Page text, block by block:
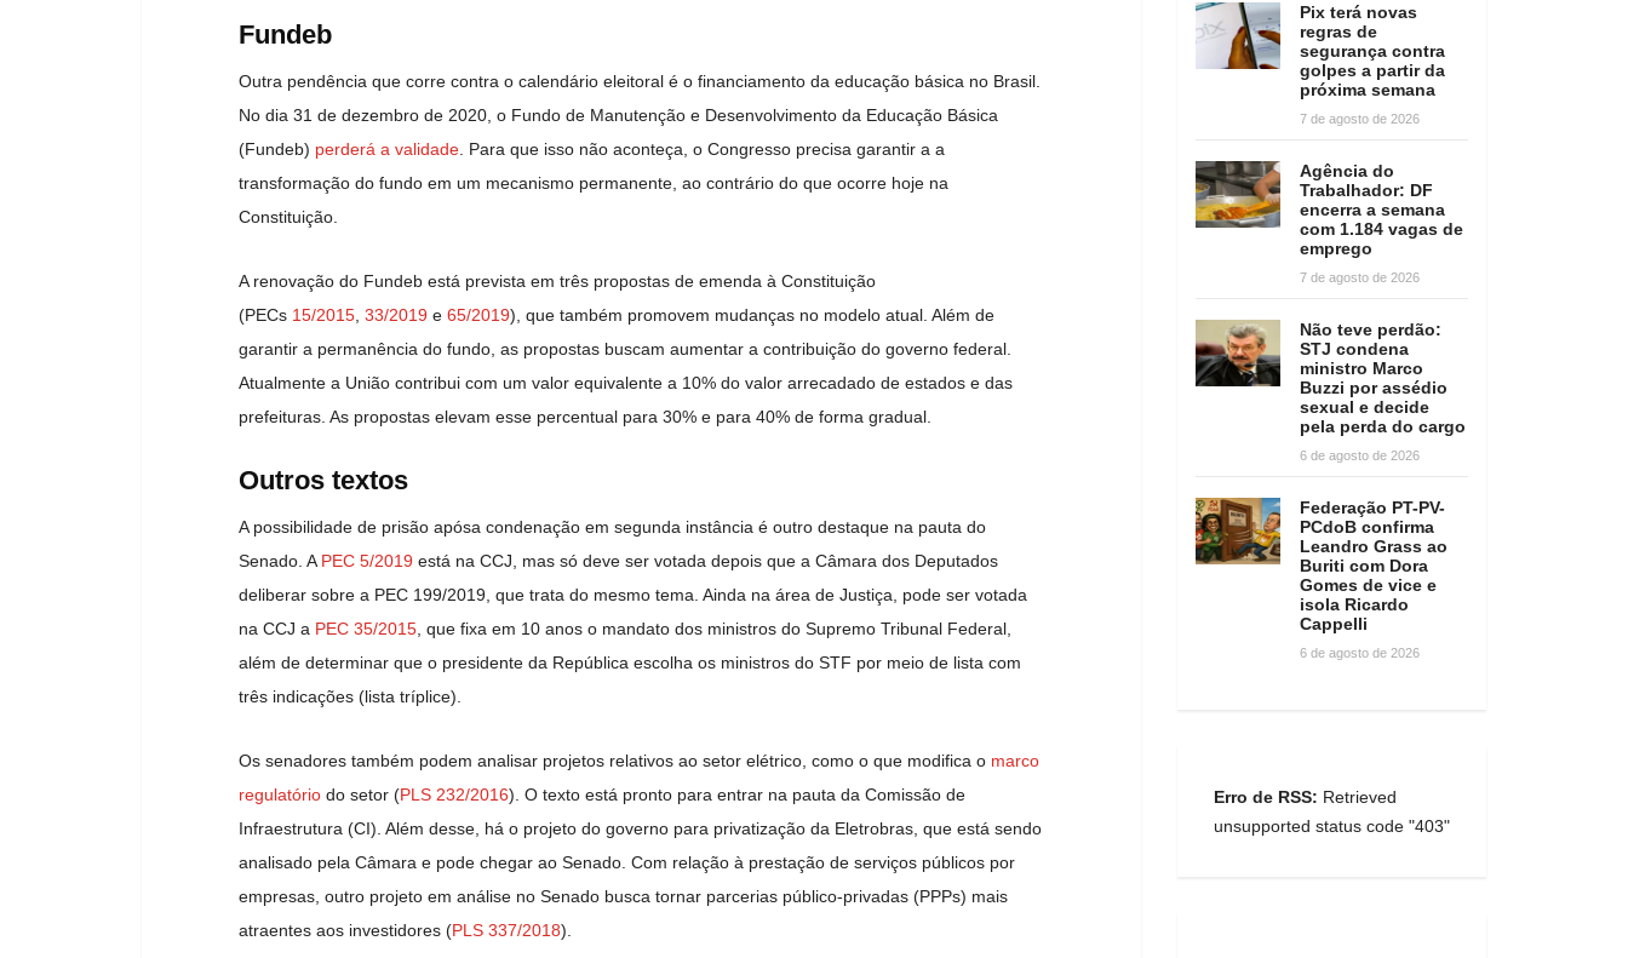
Fundeb
Outra pendência que corre contra o calendário eleitoral é o financiamento da educação básica no Brasil.
No dia 31 de dezembro de 2020, o Fundo de Manutenção e Desenvolvimento da Educação Básica
(Fundeb) perderá a validade. Para que isso não aconteça, o Congresso precisa garantir a a
transformação do fundo em um mecanismo permanente, ao contrário do que ocorre hoje na
Constituição.
A renovação do Fundeb está prevista em três propostas de emenda à Constituição
(PECs 15/2015, 33/2019 e 65/2019), que também promovem mudanças no modelo atual. Além de
garantir a permanência do fundo, as propostas buscam aumentar a contribuição do governo federal.
Atualmente a União contribui com um valor equivalente a 10% do valor arrecadado de estados e das
prefeituras. As propostas elevam esse percentual para 30% e para 40% de forma gradual.
Outros textos
A possibilidade de prisão apósa condenação em segunda instância é outro destaque na pauta do
Senado. APEC 5/2019 está na CCJ, mas só deve ser votada depois que a Câmara dos Deputados
deliberar sobre a PEC 199/2019, que trata do mesmo tema. Ainda na área de Justiça, pode ser votada
na CCJ a PEC 35/2015, que fixa em 10 anos o mandato dos ministros do Supremo Tribunal Federal,
além de determinar que o presidente da República escolha os ministros do STF por meio de lista com
três indicações (lista tríplice).
Os senadores também podem analisar projetos relativos ao setor elétrico, como o que modifica o marco
regulatório do setor (PLS 232/2016). O texto está pronto para entrar na pauta da Comissão de
Infraestrutura (CI). Além desse, há o projeto do governo para privatização da Eletrobras, que está sendo
analisado pela Câmara e pode chegar ao Senado. Com relação à prestação de serviços públicos por
empresas, outro projeto em análise no Senado busca tornar parcerias público-privadas (PPPs) mais
atraentes aos investidores (PLS 337/2018).
Pix terá novas
regras de
segurança contra
golpes a partir da
próxima semana
7 de agosto de 2026
Agência do
Trabalhador: DF
encerra a semana
com 1.184 vagas de
emprego
7 de agosto de 2026
Não teve perdão:
STJ condena
ministro Marco
Buzzi por assédio
sexual e decide
pela perda do cargo
6 de agosto de 2026
Federação PT-PV-
PCdoB confirma
Leandro Grass ao
Buriti com Dora
Gomes de vice e
isola Ricardo
Cappelli
6 de agosto de 2026
Erro de RSS: Retrieved
unsupported status code "403"